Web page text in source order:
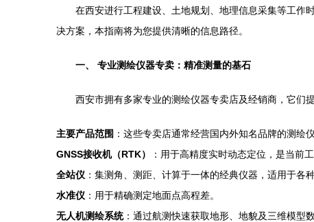
在西安进行工程建设、土地规划、地理信息采集等工作
决方案，本指南将为您提供清晰的信息路径。
一、 专业测绘仪器专卖：精准测量的基石
西安市拥有多家专业的测绘仪器专卖店及经销商，它们
主要产品范围 ：这些专卖店通常经营国内外知名品牌的测绘
GNSS接收机（RTK）
：用于高精度实时动态定位，是当前
全站仪 ：集测角、测距、计算于一体的经典仪器，适用于各
水准仪 ：用于精确测定地面点高程差。
无人机测绘系统：通过航测快速获取地形、地貌及三维模型数